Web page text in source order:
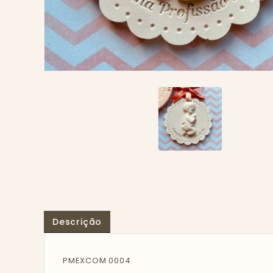
Descrição
PMEXCOM 0004